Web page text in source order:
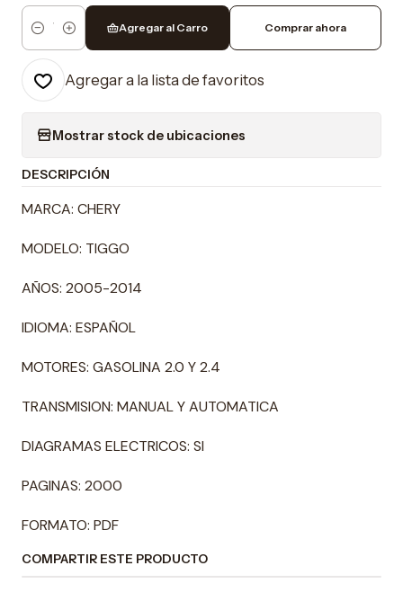
Cantidad
Agregar al Carro Comprar ahora
Agregar a la lista de favoritos
Mostrar stock de ubicaciones
DESCRIPCIÓN
MARCA: CHERY
MODELO: TIGGO
AÑOS: 2005-2014
IDIOMA: ESPAÑOL
MOTORES: GASOLINA 2.0 Y 2.4
TRANSMISION: MANUAL Y AUTOMATICA
DIAGRAMAS ELECTRICOS: SI
PAGINAS: 2000
FORMATO: PDF
COMPARTIR ESTE PRODUCTO